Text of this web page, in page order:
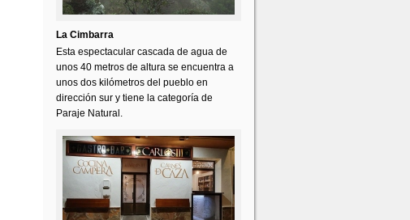
La Cimbarra
Esta espectacular cascada de agua de
unos 40 metros de altura se encuentra a
unos dos kilómetros del pueblo en
dirección sur y tiene la categoría de
Paraje Natural.